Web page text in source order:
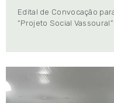
Edital de Convocação
“Projeto Social Vassoural”